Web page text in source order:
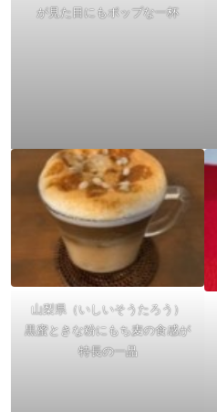
が見た目にもポップな一杯
山梨県（いしいそうたろう）
黒蜜ときな粉にもち麦の食感が
特長の一品